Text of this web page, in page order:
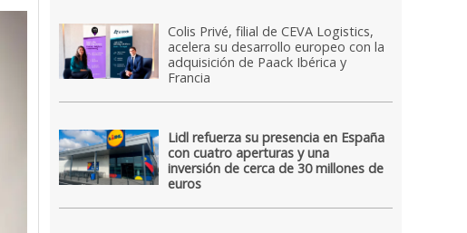
Colis Privé, filial de CEVA Logistics,
acelera su desarrollo europeo con la
adquisición de Paack Ibérica y
Francia
Lidl refuerza su presencia en España
con cuatro aperturas y una
inversión de cerca de 30 millones de
euros